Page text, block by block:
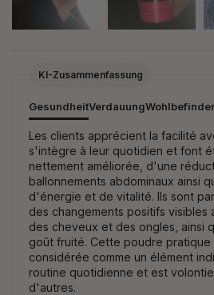
KI-Zusammenfassung
GesundheitVerdauung
Les clients apprécient la facilité
s'intègre à leur quotidien et font
nettement améliorée, d'une
ballonnements abdominaux ainsi
d'énergie et de vitalité. Ils sont
des changements positifs visibles
des cheveux et des ongles, ainsi
goût fruité. Cette poudre pratique
considérée comme un élément
routine quotidienne et est
d'autres.